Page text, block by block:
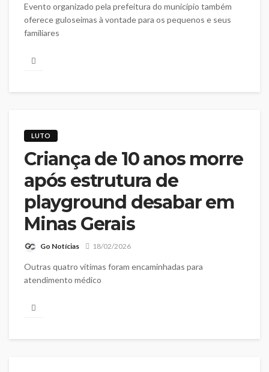
Evento organizado pela prefeitura do município também
oferece guloseimas à vontade para os pequenos e seus
familiares
LUTO
Criança de 10 anos morre
após estrutura de
playground desabar em
Minas Gerais
Go Notícias 18/02/2026
Outras quatro vítimas foram encaminhadas para
atendimento médico